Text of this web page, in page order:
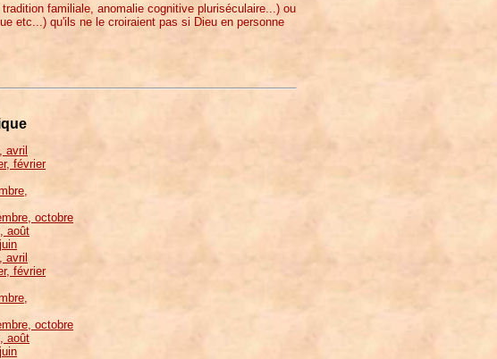
familiale, anomalie cognitive pluriséculaire...) ou
etc...) qu'ils ne le croiraient pas si Dieu en personne
avril
février
octobre
août
avril
février
octobre
août